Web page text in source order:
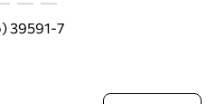
39591-7